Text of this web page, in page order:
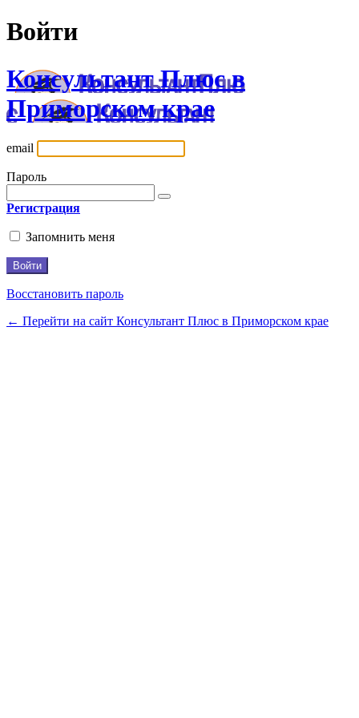
Войти
Консультант Плюс в
Приморском крае
email
Пароль
Регистрация
Запомнить меня
Восстановить пароль
← Перейти на сайт Консультант Плюс в Приморском крае